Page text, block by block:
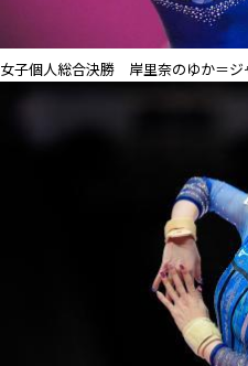
女子個人総合決勝 岸里奈のゆか＝ジ